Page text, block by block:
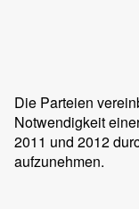
Die Parteien
Notwendigkeit
2011 und 2012
aufzunehmen.